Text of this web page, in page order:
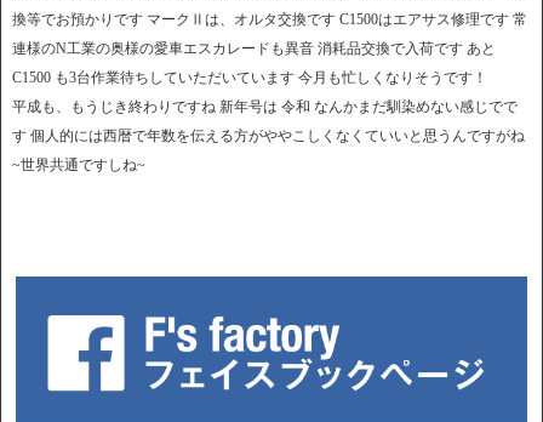
換等でお預かりです マークⅡは、オルタ交換です C1500はエアサス修理です 常
連様のN工業の奥様の愛車エスカレードも異音 消耗品交換で入荷です あと
C1500 も3台作業待ちしていただいています 今月も忙しくなりそうです！
平成も、もうじき終わりですね 新年号は 令和 なんかまだ馴染めない感じでで
す 個人的には西暦で年数を伝える方がややこしくなくていいと思うんですがね
~世界共通ですしね~